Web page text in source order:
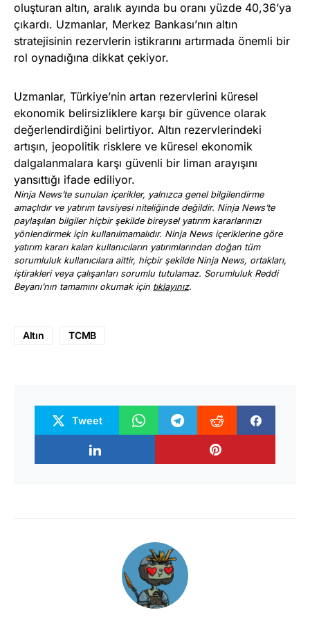
oluşturan altın, aralık ayında bu oranı yüzde 40,36’ya
çıkardı. Uzmanlar, Merkez Bankası’nın altın
stratejisinin rezervlerin istikrarını artırmada önemli bir
rol oynadığına dikkat çekiyor.
Uzmanlar, Türkiye’nin artan rezervlerini küresel
ekonomik belirsizliklere karşı bir güvence olarak
değerlendirdiğini belirtiyor. Altın rezervlerindeki
artışın, jeopolitik risklere ve küresel ekonomik
dalgalanmalara karşı güvenli bir liman arayışını
yansıttığı ifade ediliyor.
Ninja News’te sunulan içerikler, yalnızca genel bilgilendirme
amaçlıdır ve yatırım tavsiyesi niteliğinde değildir. Ninja News’te
paylaşılan bilgiler hiçbir şekilde bireysel yatırım kararlarınızı
yönlendirmek için kullanılmamalıdır. Ninja News içeriklerine göre
yatırım kararı kalan kullanıcıların yatırımlarından doğan tüm
sorumluluk kullanıcılara aittir, hiçbir şekilde Ninja News, ortakları,
iştirakleri veya çalışanları sorumlu tutulamaz. Sorumluluk Reddi
Beyanı’nın tamamını okumak için tıklayınız.
Altın TCMB
Tweet